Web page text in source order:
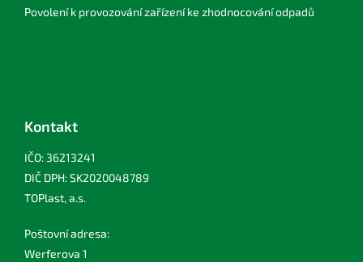
Povolení k provozování zařízení ke zhodnocování odpadů
Kontakt
IČO: 36213241
DIČ DPH: SK2020048789
TOPlast, a.s.
Poštovní adresa:
Werferova 1